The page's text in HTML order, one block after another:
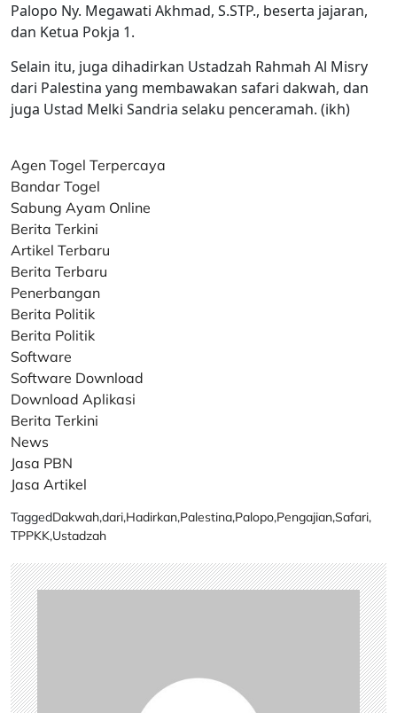
Palopo Ny. Megawati Akhmad, S.STP., beserta jajaran,
dan Ketua Pokja 1.
Selain itu, juga dihadirkan Ustadzah Rahmah Al Misry
dari Palestina yang membawakan safari dakwah, dan
juga Ustad Melki Sandria selaku penceramah. (ikh)
Agen Togel Terpercaya
Bandar Togel
Sabung Ayam Online
Berita Terkini
Artikel Terbaru
Berita Terbaru
Penerbangan
Berita Politik
Berita Politik
Software
Software Download
Download Aplikasi
Berita Terkini
News
Jasa PBN
Jasa Artikel
TaggedDakwah,dari,Hadirkan,Palestina,Palopo,Pengajian,Safari,
TPPKK,Ustadzah